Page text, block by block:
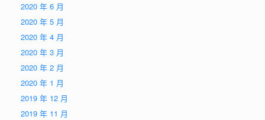
2020 年 6 月
2020 年 5 月
2020 年 4 月
2020 年 3 月
2020 年 2 月
2020 年 1 月
2019 年 12 月
2019 年 11 月